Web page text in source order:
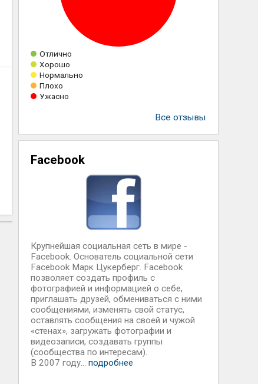
Отлично
Хорошо
Нормально
Плохо
Ужасно
Все отзывы
Facebook
Крупнейшая социальная сеть в мире -
Facebook. Основатель социальной сети
Facebook Марк Цукерберг. Facebook
позволяет создать профиль с
фотографией и информацией о себе,
приглашать друзей, обмениваться с ними
сообщениями, изменять свой статус,
оставлять сообщения на своей и чужой
«стенах», загружать фотографии и
видеозаписи, создавать группы
(сообщества по интересам).
В 2007 году... подробнее